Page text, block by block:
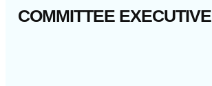
COMMITTEE EXECUTIVE